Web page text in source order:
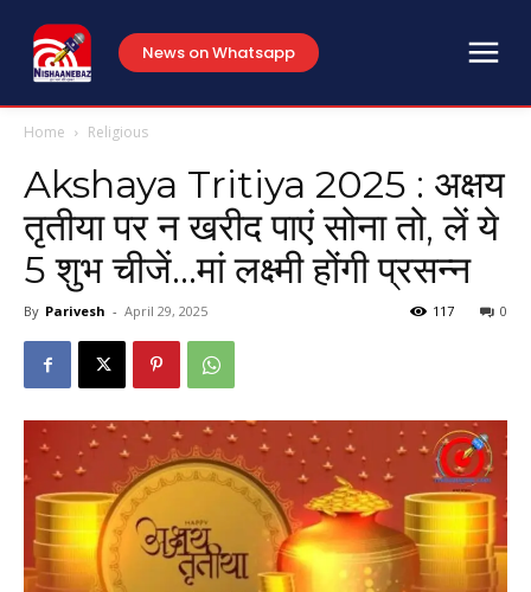
News on Whatsapp
Home Religious
Akshaya Tritiya 2025 : अक्षय
तृतीया पर न खरीद पाएं सोना तो, लें ये
5 शुभ चीजें…मां लक्ष्मी होंगी प्रसन्न
By Parivesh - April 29, 2025 0
117